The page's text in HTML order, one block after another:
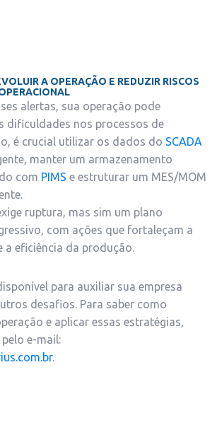
A OPERAÇÃO E REDUZIR RISCOS
alertas, sua operação pode
dificuldades nos processos de
é crucial utilizar os dados do SCADA
manter um armazenamento
com PIMS e estruturar um MES/MOM
ruptura, mas sim um plano
com ações que fortaleçam a
a eficiência da produção.
para auxiliar sua empresa
desafios. Para saber como
e aplicar essas estratégias,
e-mail:
.